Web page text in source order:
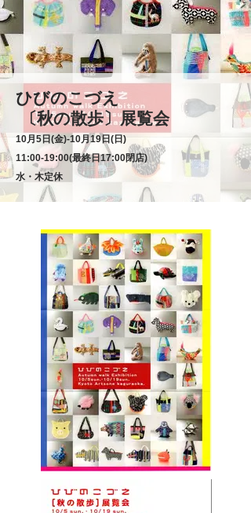
ひびのこづえ
〔秋の散歩〕展覧会
10月5日(金)‐10月19日(日)
11:00-19:00(最終日17:00閉店)
水・木定休